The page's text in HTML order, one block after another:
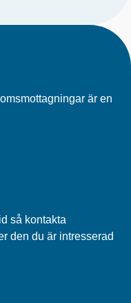
är en
så kontakta
den du är intresserad